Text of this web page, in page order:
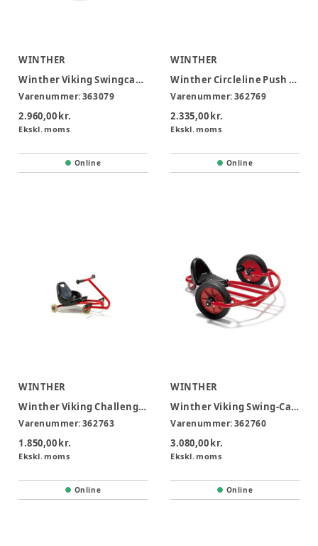
WINTHER
Winther Viking Swingcart 3-8 år
Varenummer:363079
2.960,00 kr.
Ekskl. moms
Online
WINTHER
Winther Circleline Push Wagon
Varenummer:362769
2.335,00 kr.
Ekskl. moms
Online
WINTHER
Winther Viking Challenge Hand Twister 4-6 år
Varenummer:362763
1.850,00 kr.
Ekskl. moms
Online
WINTHER
Winther Viking Swing-Cart Large 6-12 år
Varenummer:362760
3.080,00 kr.
Ekskl. moms
Online